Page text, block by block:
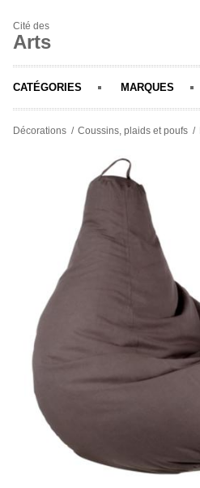
Cité des
Arts
CATÉGORIES MARQUES
Décorations Coussins, plaids et poufs